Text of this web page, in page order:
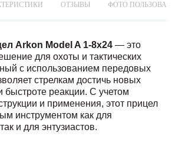
ОТЗЫВЫ ФОТО
Arkon Model A 1-8x24 — это
для охоты и тактических
с использованием передовых
стрелкам достичь новых
быстроте реакции. С учетом
и применения, этот прицел
инструментом как для
и для энтузиастов.